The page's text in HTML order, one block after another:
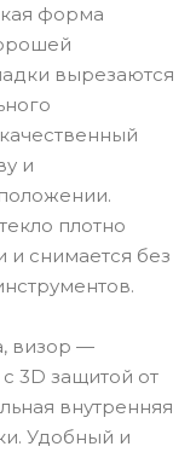
форма
вырезаются
и
плотно
и снимается без
визор —
3D защитой от
внутренняя
Удобный и